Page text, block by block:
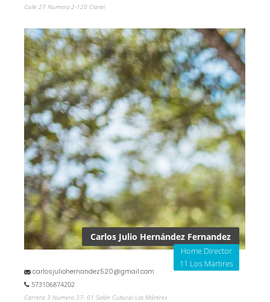
Calle 27 Numero 2-120 Claret
Carlos Julio Hernández Fernandez
Home Director
11 Los Martires
carlosjuliohernandez520@gmail.com
573106874202
Carrera 3 Numero 37- 01 Salón Cultural Los Mártires